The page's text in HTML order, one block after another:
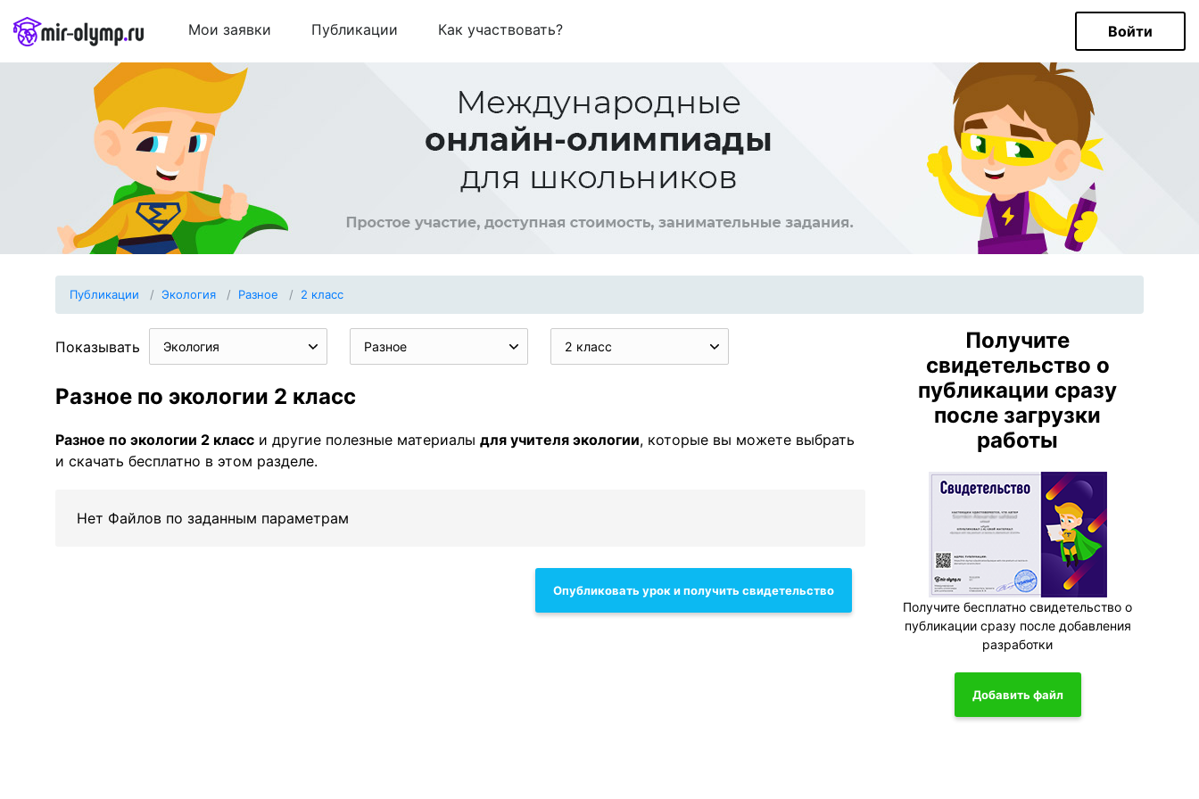
Мои заявки Публикации Как участвовать? Войти
Публикации Экология Разное 2 класс
Показывать Экология Разное 2 класс
Разное по экологии 2 класс
Разное по экологии 2 класс и другие полезные материалы для учителя экологии, которые вы можете выбрать
и скачать бесплатно в этом разделе.
Нет Файлов по заданным параметрам
Опубликовать урок и получить свидетельство
Получите
свидетельство о
публикации сразу
после загрузки
работы
Получите бесплатно свидетельство о
публикации сразу после добавления
разработки
Добавить файл